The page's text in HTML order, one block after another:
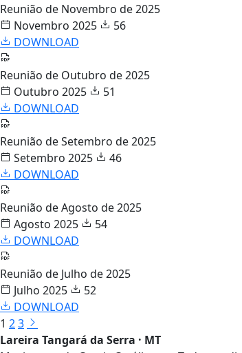
Reunião de Novembro de 2025
Novembro 2025
56
DOWNLOAD
Reunião de Outubro de 2025
Outubro 2025
51
DOWNLOAD
Reunião de Setembro de 2025
Setembro 2025
46
DOWNLOAD
Reunião de Agosto de 2025
Agosto 2025
54
DOWNLOAD
Reunião de Julho de 2025
Julho 2025
52
DOWNLOAD
1 23
Lareira Tangará da Serra · MT